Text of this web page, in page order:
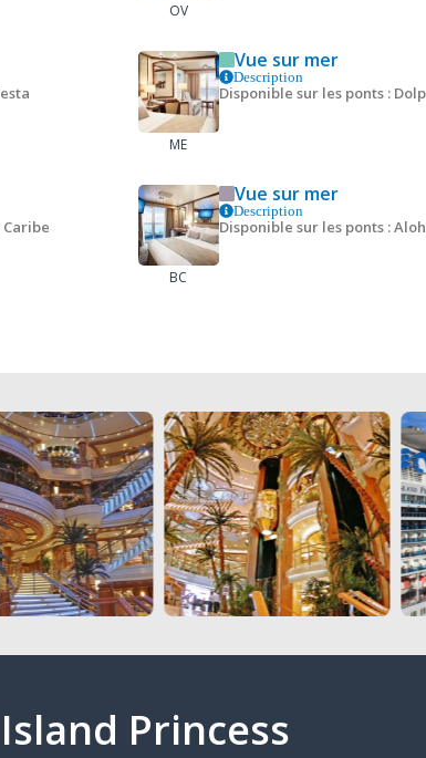
OV
ME
Vue sur mer
Description
Disponible sur les ponts :
BC
Vue sur mer
Description
Disponible sur les ponts :
Princess